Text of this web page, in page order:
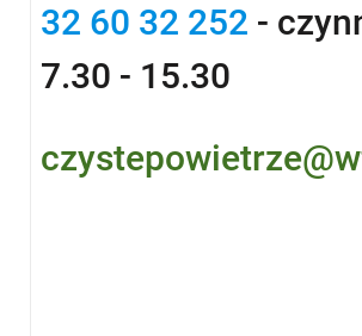
32 60 32 252 -
7.30 - 15.30